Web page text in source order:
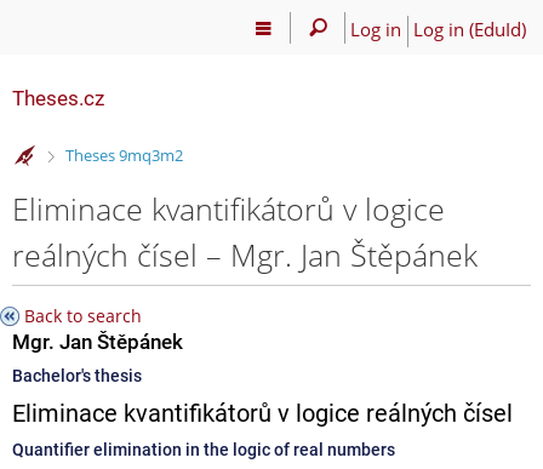
Log in Log in (EduId)
Theses.cz
>
Theses 9mq3m2
Eliminace kvantifikátorů v logice
reálných čísel – Mgr. Jan Štěpánek
Back to search
Mgr. Jan Štěpánek
Bachelor's thesis
Eliminace kvantifikátorů v logice reálných čísel
Quantifier elimination in the logic of real numbers